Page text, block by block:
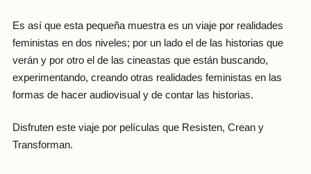
Es así que esta pequeña muestra es un viaje por realidades
feministas en dos niveles; por un lado el de las historias que
verán y por otro el de las cineastas que están buscando,
experimentando, creando otras realidades feministas en las
formas de hacer audiovisual y de contar las historias.
Disfruten este viaje por películas que Resisten, Crean y
Transforman.